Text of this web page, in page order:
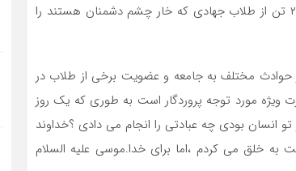
محکوم کردن این حادثه خاطرنشان کرد: متاسفانه این حمله شهادت ۲ تن از طلاب جهادی که خار چشم دشمنان هستند را
حوادث مختلف به جامعه و عضویت برخی از طلاب در
مورد توجه پروردگار است به طوری که یک روز
انسان بودی چه عبادتی را انجام می دادی ؟خداوند
خلق می کردم ،اما برای خدا.موسی علیه السلام